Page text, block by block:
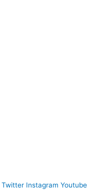
Twitter Instagram Youtube